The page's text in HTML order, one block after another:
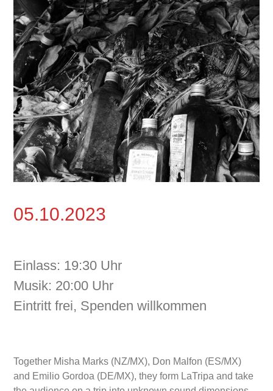
05.10.2023
Einlass: 19:30 Uhr
Musik: 20:00 Uhr
Eintritt frei, Spenden willkommen
Together Misha Marks (NZ/MX), Don Malfon (ES/MX)
and Emilio Gordoa (DE/MX), they form LaTripa and take